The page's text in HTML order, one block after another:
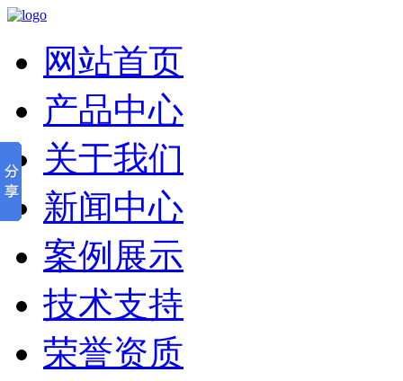
网站首页
产品中心
关于我们
新闻中心
案例展示
技术支持
荣誉资质